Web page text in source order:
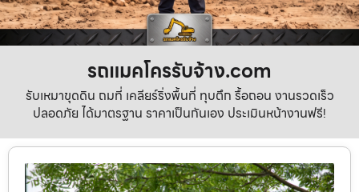
รถแมคโครรับจ้าง.com
รับเหมาขุดดิน ถมที่ เคลียร์ริ่งพื้นที่ ทุบตึก รื้อถอน งานรวดเร็ว
ปลอดภัย ได้มาตรฐาน ราคาเป็นกันเอง ประเมินหน้างานฟรี!